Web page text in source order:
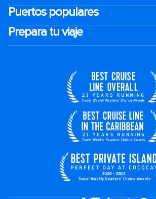
Puertos populares
Prepara tu viaje